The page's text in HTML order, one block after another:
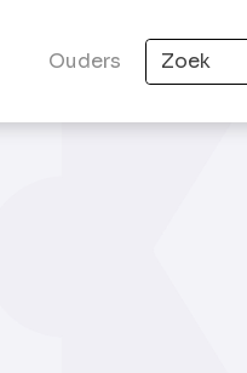
Ouders